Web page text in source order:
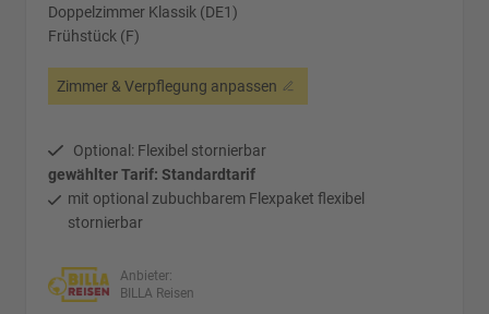
Doppelzimmer Klassik (DE1)
Frühstück (F)
Zimmer & Verpflegung anpassen
Optional: Flexibel stornierbar
gewählter Tarif: Standardtarif
mit optional zubuchbarem Flexpaket flexibel
stornierbar
Anbieter:
BILLA Reisen